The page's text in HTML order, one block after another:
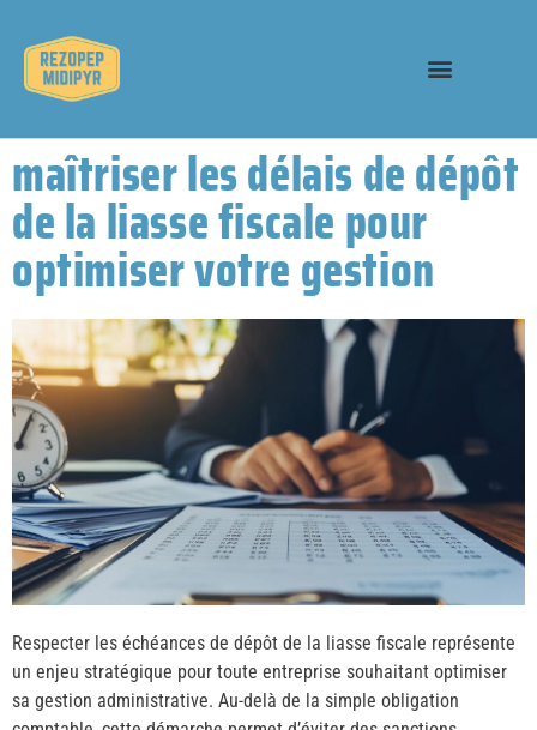
maîtriser les délais de dépôt
de la liasse fiscale pour
optimiser votre gestion
Respecter les échéances de dépôt de la liasse fiscale représente
un enjeu stratégique pour toute entreprise souhaitant optimiser
sa gestion administrative. Au-delà de la simple obligation